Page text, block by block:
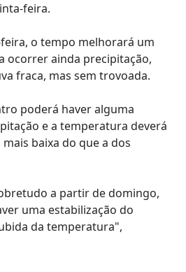
feira.
o tempo melhorará um
ocorrer ainda precipitação,
fraca, mas sem trovoada.
poderá haver alguma
e a temperatura deverá
baixa do que a dos
a partir de domingo,
uma estabilização do
da temperatura",